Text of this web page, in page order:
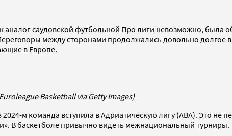
аналог саудовской футбольной Про лиги невозможно, была
между сторонами продолжались довольно долгое
в Европе.
Basketball via Getty Images)
м команда вступила в Адриатическую лигу (АBA). Это не
В баскетболе привычно видеть межнациональный турниры.